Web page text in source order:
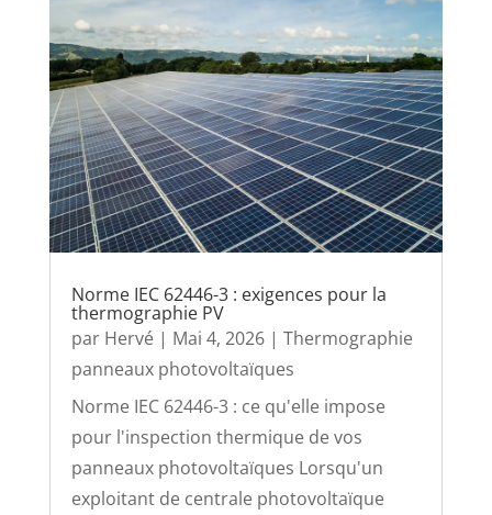
Norme IEC 62446-3 : exigences pour la
thermographie PV
par Hervé| Mai 4, 2026| Thermographie
panneaux photovoltaïques
Norme IEC 62446-3 : ce qu'elle impose
pour l'inspection thermique de vos
panneaux photovoltaïques Lorsqu'un
exploitant de centrale photovoltaïque